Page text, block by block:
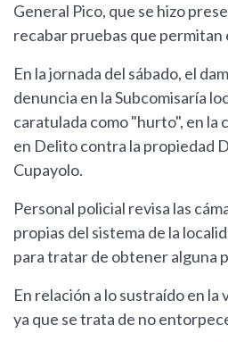
General Pico, que se hizo
recabar pruebas que
En la jornada del sábado, el
denuncia en la Subcomisaría
caratulada como "hurto", en la
en Delito contra la propiedad
Cupayolo.
Personal policial revisa las
propias del sistema de la
para tratar de obtener alguna
En relación a lo sustraído en
ya que se trata de no